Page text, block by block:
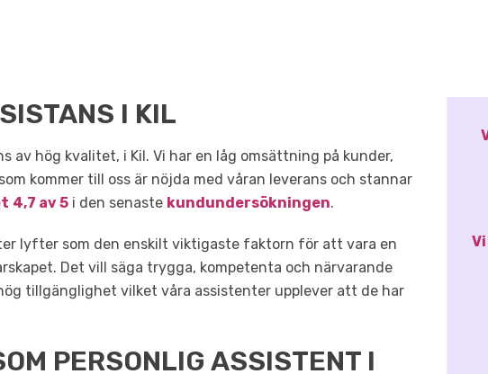
I KIL
av hög kvalitet, i Kil. Vi har en låg omsättning på kunder,
kommer till oss är nöjda med våran leverans och stannar
4,7 av 5 i den senaste kundundersökningen.
lyfter som den enskilt viktigaste faktorn för att vara en
Det vill säga trygga, kompetenta och närvarande
tillgänglighet vilket våra assistenter upplever att de har
PERSONLIG ASSISTENT I